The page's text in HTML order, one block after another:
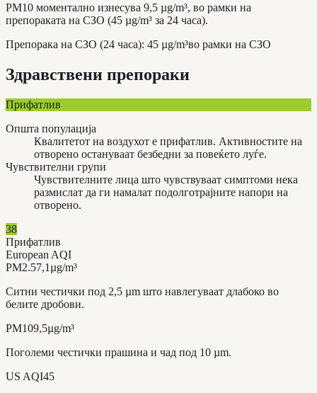
PM10 моментално изнесува 9,5 µg/m³, во рамки на
препораката на СЗО (45 µg/m³ за 24 часа).
Препорака на СЗО (24 часа): 45 µg/m³во рамки на СЗО
Здравствени препораки
Прифатлив
Општа популација
Квалитетот на воздухот е прифатлив. Активностите на
отворено остануваат безбедни за повеќето луѓе.
Чувствителни групи
Чувствителните лица што чувствуваат симптоми нека
размислат да ги намалат подолготрајните напори на
отворено.
38
Прифатлив
European AQI
PM2.57,1µg/m³
Ситни честички под 2,5 µm што навлегуваат длабоко во
белите дробови.
PM109,5µg/m³
Поголеми честички прашина и чад под 10 µm.
US AQI45